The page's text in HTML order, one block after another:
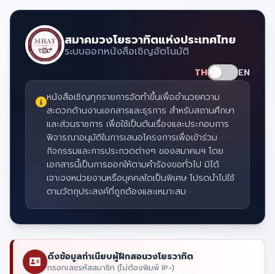
สมาคมวงโยธวาทิตแห่งประเทศไทย
ระบบออกหนังสือเชิญอัตโนมัติ
TH
EN
หนังสือเชิญทุกรายการจัดทำขึ้นเพื่ออำนวยความ
สะดวกด้านงานเอกสารและธุรการ สำหรับสถานศึกษา
และส่วนราชการ เพื่อใช้เป็นต้นเรื่องและประกอบการ
พิจารณาอนุมัติในการเสนอโครงการเพื่อเข้าร่วม
กิจกรรมและการประกวดต่างๆ ของสมาคมฯ โดย
เอกสารนี้เป็นการออกให้ตามคำร้องขอทั่วไป มิได้
เจาะจงหน่วยงานหรือบุคคลใดเป็นพิเศษ โปรดนำไปใช้
ตามวัตถุประสงค์ที่ถูกต้องและเหมาะสม
ดึงข้อมูลทำเนียบผู้ฝึกสอนวงโยธวาทิต
กรอกเลขรหัสสมาชิก (ไม่ต้องพิมพ์ IP-)